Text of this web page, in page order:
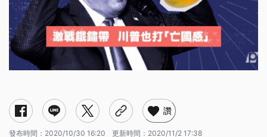
讚
發布時間： 2020/10/30 16:20 更新時間： 2020/11/2 17:38